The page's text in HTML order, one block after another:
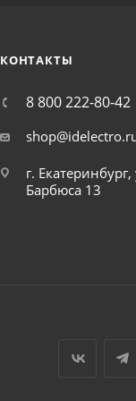
КОНТАКТЫ
8 800 222-80-42
г.
Барбюса 13